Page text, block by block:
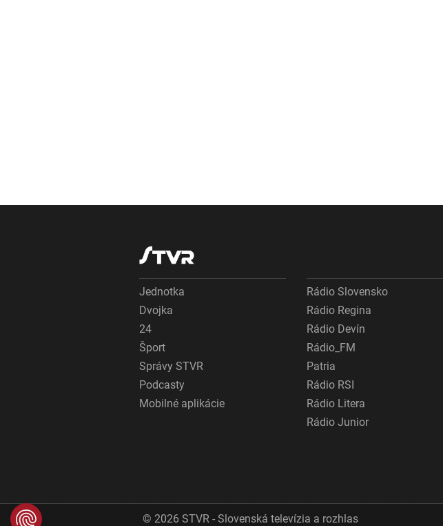
Jednotka
Dvojka
24
Šport
Správy STVR
Podcasty
Mobilné aplikácie
Rádio Slovensko
Rádio Regina
Rádio Devín
Rádio_FM
Patria
Rádio RSI
Rádio Litera
Rádio Junior
© 2026 STVR - Slovenská televízia a rozhlas